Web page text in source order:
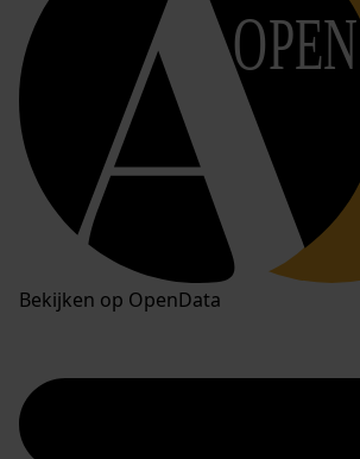
OPEN
Bekijken op OpenData